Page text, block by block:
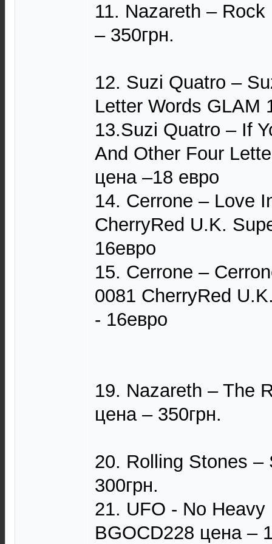
11. Nazareth –
– 350грн.
12. Suzi Quatro –
Letter Words GLAM
13.Suzi Quatro – If
And Other Four
цена –18 евро
14. Cerrone – Love
CherryRed U.K.
16евро
15. Cerrone –
0081 CherryRed
- 16евро
19. Nazareth – The
цена – 350грн.
20. Rolling Stones
300грн.
21. UFO - No
BGOCD228 цена –